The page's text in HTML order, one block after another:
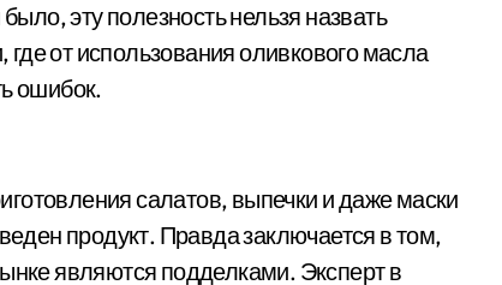
эту полезность нельзя назвать
от использования оливкового масла
ошибок.
салатов, выпечки и даже маски
продукт. Правда заключается в том,
являются подделками. Эксперт в